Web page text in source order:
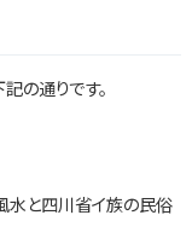
の通りです。
と四川省イ族の民俗